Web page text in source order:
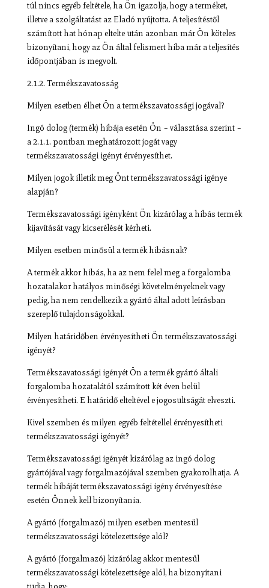
túl nincs egyéb feltétele, ha Ön igazolja, hogy a terméket,
illetve a szolgáltatást az Eladó nyújtotta. A teljesítéstől
számított hat hónap eltelte után azonban már Ön köteles
bizonyítani, hogy az Ön által felismert hiba már a teljesítés
időpontjában is megvolt.
2.1.2. Termékszavatosság
Milyen esetben élhet Ön a termékszavatossági jogával?
Ingó dolog (termék) hibája esetén Ön – választása szerint –
a 2.1.1. pontban meghatározott jogát vagy
termékszavatossági igényt érvényesíthet.
Milyen jogok illetik meg Önt termékszavatossági igénye
alapján?
Termékszavatossági igényként Ön kizárólag a hibás termék
kijavítását vagy kicserélését kérheti.
Milyen esetben minősül a termék hibásnak?
A termék akkor hibás, ha az nem felel meg a forgalomba
hozatalakor hatályos minőségi követelményeknek vagy
pedig, ha nem rendelkezik a gyártó által adott leírásban
szereplő tulajdonságokkal.
Milyen határidőben érvényesítheti Ön termékszavatossági
igényét?
Termékszavatossági igényét Ön a termék gyártó általi
forgalomba hozatalától számított két éven belül
érvényesítheti. E határidő elteltével e jogosultságát elveszti.
Kivel szemben és milyen egyéb feltétellel érvényesítheti
termékszavatossági igényét?
Termékszavatossági igényét kizárólag az ingó dolog
gyártójával vagy forgalmazójával szemben gyakorolhatja. A
termék hibáját termékszavatossági igény érvényesítése
esetén Önnek kell bizonyítania.
A gyártó (forgalmazó) milyen esetben mentesül
termékszavatossági kötelezettsége alól?
A gyártó (forgalmazó) kizárólag akkor mentesül
termékszavatossági kötelezettsége alól, ha bizonyítani